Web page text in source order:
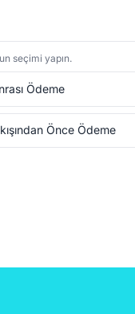
seçimi yapın.
Ödeme
Önce Ödeme